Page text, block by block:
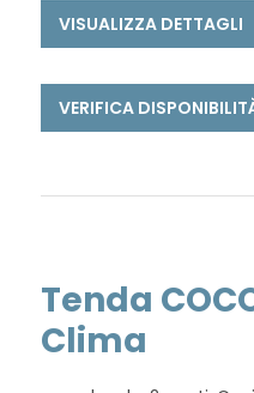
VISUALIZZA DETTAGLI
VERIFICA
Tenda
Clima